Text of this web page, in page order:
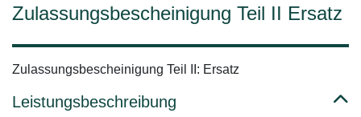
Zulassungsbescheinigung Teil II Ersatz
Zulassungsbescheinigung Teil II: Ersatz
Leistungsbeschreibung